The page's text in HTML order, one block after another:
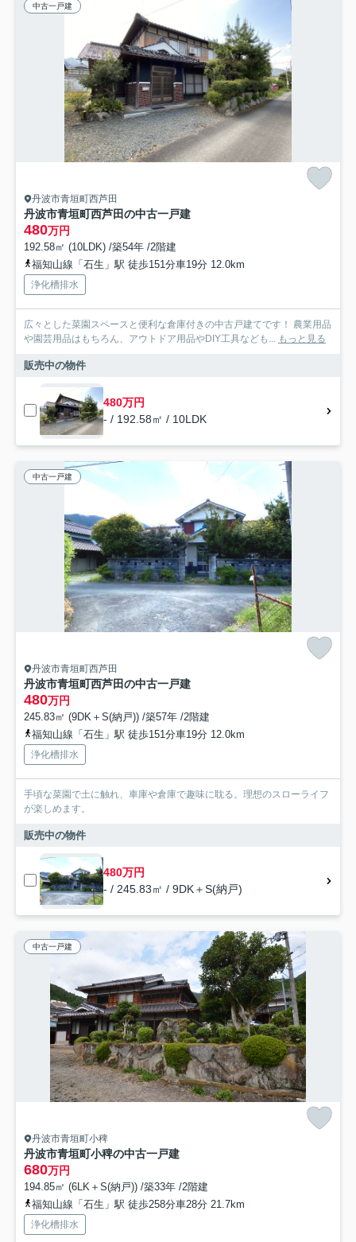
中古一戸建
丹波市青垣町西芦田
丹波市青垣町西芦田の中古一戸建
480万円
192.58㎡ (10LDK) /築54年 /2階建
福知山線「石生」駅 徒歩151分車19分 12.0km
浄化槽排水
広々とした菜園スペースと便利な倉庫付きの中古戸建てです！ 農業用品
や園芸用品はもちろん、アウトドア用品やDIY工具なども...
もっと見る
販売中の物件
480万円
- / 192.58㎡ / 10LDK
中古一戸建
丹波市青垣町西芦田
丹波市青垣町西芦田の中古一戸建
480万円
245.83㎡ (9DK＋S(納戸)) /築57年 /2階建
福知山線「石生」駅 徒歩151分車19分 12.0km
浄化槽排水
手頃な菜園で土に触れ、車庫や倉庫で趣味に耽る。理想のスローライフ
が楽しめます。
販売中の物件
480万円
- / 245.83㎡ / 9DK＋S(納戸)
中古一戸建
丹波市青垣町小稗
丹波市青垣町小稗の中古一戸建
680万円
194.85㎡ (6LK＋S(納戸)) /築33年 /2階建
福知山線「石生」駅 徒歩258分車28分 21.7km
浄化槽排水